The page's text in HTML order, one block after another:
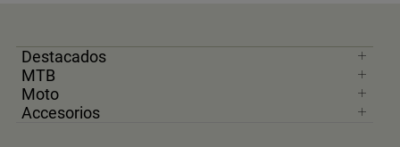
Destacados
MTB
Moto
Accesorios